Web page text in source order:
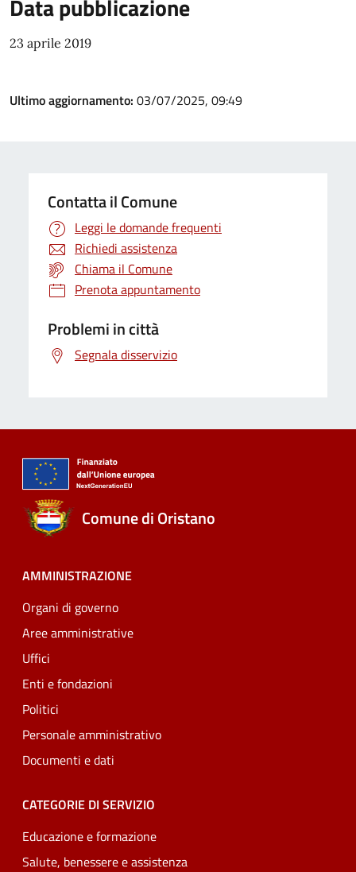
Data pubblicazione
23 aprile 2019
Ultimo aggiornamento: 03/07/2025, 09:49
Contatta il Comune
Leggi le domande frequenti
Richiedi assistenza
Chiama il Comune
Prenota appuntamento
Problemi in città
Segnala disservizio
Comune di Oristano
AMMINISTRAZIONE
Organi di governo
Aree amministrative
Uffici
Enti e fondazioni
Politici
Personale amministrativo
Documenti e dati
CATEGORIE DI SERVIZIO
Educazione e formazione
Salute, benessere e assistenza